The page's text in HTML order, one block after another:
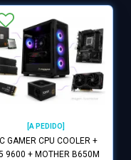
[A PEDIDO]
GAMER CPU COOLER +
9600 + MOTHER B650M